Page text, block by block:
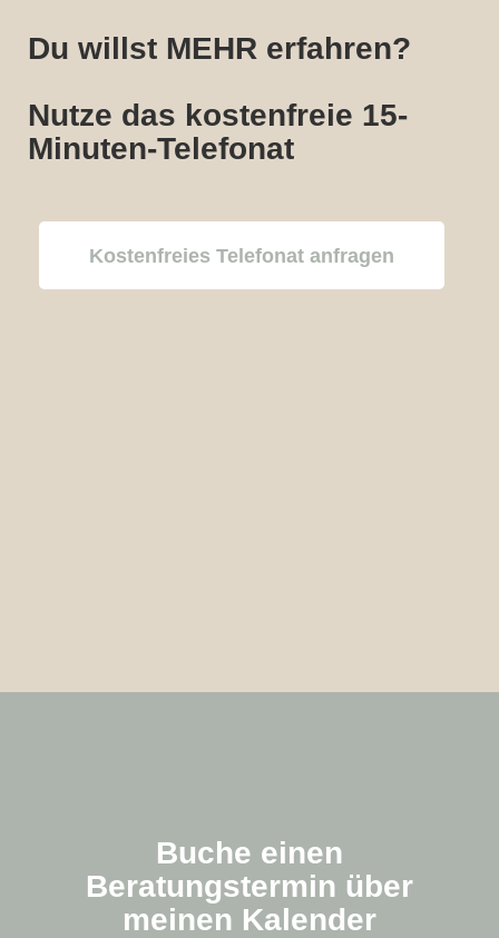
Du willst MEHR erfahren?
Nutze das kostenfreie 15-
Minuten-Telefonat
Kostenfreies Telefonat anfragen
Buche einen
Beratungstermin über
meinen Kalender